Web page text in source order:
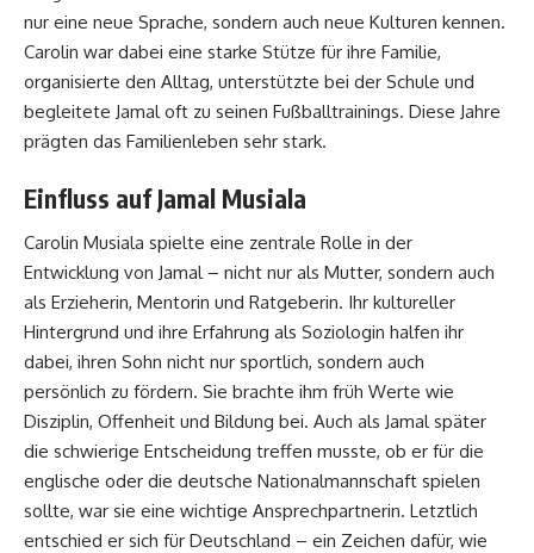
nur eine neue Sprache, sondern auch neue Kulturen kennen.
Carolin war dabei eine starke Stütze für ihre Familie,
organisierte den Alltag, unterstützte bei der Schule und
begleitete Jamal oft zu seinen Fußballtrainings. Diese Jahre
prägten das Familienleben sehr stark.
Einfluss auf Jamal Musiala
Carolin Musiala spielte eine zentrale Rolle in der
Entwicklung von Jamal – nicht nur als Mutter, sondern auch
als Erzieherin, Mentorin und Ratgeberin. Ihr kultureller
Hintergrund und ihre Erfahrung als Soziologin halfen ihr
dabei, ihren Sohn nicht nur sportlich, sondern auch
persönlich zu fördern. Sie brachte ihm früh Werte wie
Disziplin, Offenheit und Bildung bei. Auch als Jamal später
die schwierige Entscheidung treffen musste, ob er für die
englische oder die deutsche Nationalmannschaft spielen
sollte, war sie eine wichtige Ansprechpartnerin. Letztlich
entschied er sich für Deutschland – ein Zeichen dafür, wie